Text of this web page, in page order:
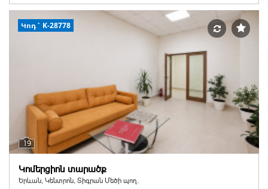
19
Կոդ` K-28778
Կոմերցիոն տարածք
Երևան, Կենտրոն, Տիգրան Մեծի պող.